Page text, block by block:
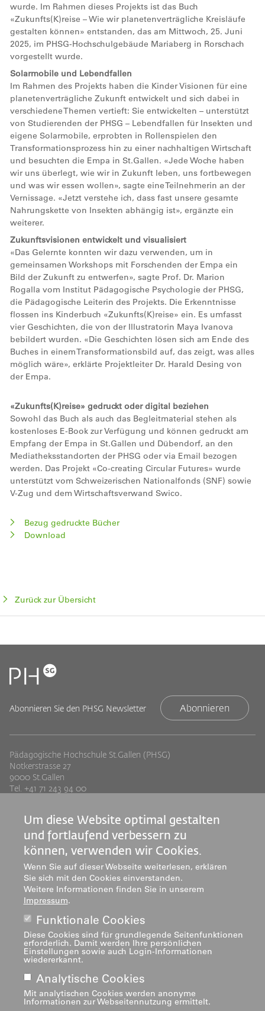
wurde. Im Rahmen dieses Projekts ist das Buch
«Zukunfts(K)reise – Wie wir planetenverträgliche Kreisläufe
gestalten können» entstanden, das am Mittwoch, 25. Juni
2025, im PHSG-Hochschulgebäude Mariaberg in Rorschach
vorgestellt wurde.
Solarmobile und Lebendfallen
Im Rahmen des Projekts haben die Kinder Visionen für eine
planetenverträgliche Zukunft entwickelt und sich dabei in
verschiedene Themen vertieft: Sie entwickelten – unterstützt
von Studierenden der PHSG – Lebendfallen für Insekten und
eigene Solarmobile, erprobten in Rollenspielen den
Transformationsprozess hin zu einer nachhaltigen Wirtschaft
und besuchten die Empa in St.Gallen. «Jede Woche haben
wir uns überlegt, wie wir in Zukunft leben, uns fortbewegen
und was wir essen wollen», sagte eine Teilnehmerin an der
Vernissage. «Jetzt verstehe ich, dass fast unsere gesamte
Nahrungskette von Insekten abhängig ist», ergänzte ein
weiterer.
Zukunftsvisionen entwickelt und visualisiert
«Das Gelernte konnten wir dazu verwenden, um in
gemeinsamen Workshops mit Forschenden der Empa ein
Bild der Zukunft zu entwerfen», sagte Prof. Dr. Marion
Rogalla vom Institut Pädagogische Psychologie der PHSG,
die Pädagogische Leiterin des Projekts. Die Erkenntnisse
flossen ins Kinderbuch «Zukunfts(K)reise» ein. Es umfasst
vier Geschichten, die von der Illustratorin Maya Ivanova
bebildert wurden. «Die Geschichten lösen sich am Ende des
Buches in einem Transformationsbild auf, das zeigt, was alles
möglich wäre», erklärte Projektleiter Dr. Harald Desing von
der Empa.
«Zukunfts(K)reise» gedruckt oder digital beziehen
Sowohl das Buch als auch das Begleitmaterial stehen als
kostenloses E-Book zur Verfügung und können gedruckt am
Empfang der Empa in St.Gallen und Dübendorf, an den
Mediatheksstandorten der PHSG oder via Email bezogen
werden. Das Projekt «Co-creating Circular Futures» wurde
unterstützt vom Schweizerischen Nationalfonds (SNF) sowie
V-Zug und dem Wirtschaftsverwand Swico.
Bezug gedruckte Bücher
Download
Zurück zur Übersicht
Abonnieren Sie den PHSG Newsletter Abonnieren
Pädagogische Hochschule St.Gallen (PHSG)
Notkerstrasse 27
9000 St.Gallen
Tel. +41 71 243 94 00
Footer
Links
Standorte
Jobs
Medien
Mediatheken
Footer
rechts
Studium
Weiterbildung
Forschung & Entwicklung
Dienstleistung
Institute
Über uns
Impressum
Um diese Website optimal gestalten
und fortlaufend verbessern zu
können, verwenden wir Cookies.
Wenn Sie auf dieser Webseite weiterlesen, erklären
Sie sich mit den Cookies einverstanden.
Weitere Informationen finden Sie in unserem
Impressum.
Funktionale Cookies
Diese Cookies sind für grundlegende Seitenfunktionen
erforderlich. Damit werden Ihre persönlichen
Einstellungen sowie auch Login-Informationen
wiedererkannt.
Analytische Cookies
Mit analytischen Cookies werden anonyme
Informationen zur Webseitennutzung ermittelt.